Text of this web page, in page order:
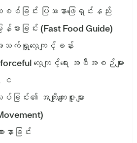
စ်ခြင်း ပြဿနာဖြေရှင်းနည်း
ားခြင်း (Fast Food Guide)
က်ရှူလေ့ကျင့်ခန်း
လေ့ကျင့်ရေး အစီအစဉ်များ
င
င်း၏ အကျိုးကျေးဇူးများ
ခြင်း